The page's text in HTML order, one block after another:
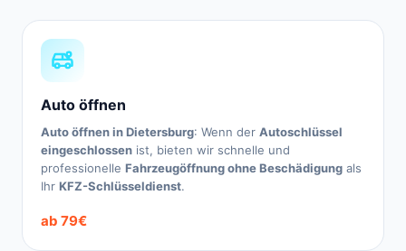
Auto öffnen
Auto öffnen in Dietersburg: Wenn der Autoschlüssel
eingeschlossen ist, bieten wir schnelle und
professionelle Fahrzeugöffnung ohne Beschädigung als
Ihr KFZ-Schlüsseldienst.
ab 79€